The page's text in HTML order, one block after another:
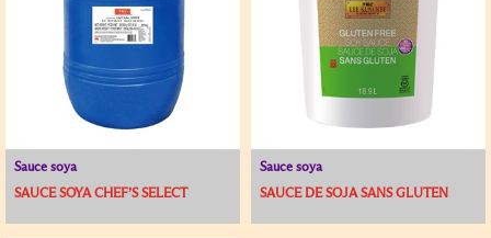
Sauce soya
SAUCE SOYA CHEF’S SELECT
Sauce soya
SAUCE DE SOJA SANS GLUTEN